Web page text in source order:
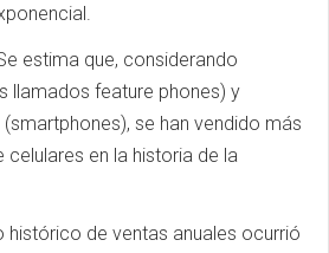
estima que, considerando
llamados feature phones) y
se han vendido más
celulares en la historia de la
histórico de ventas anuales ocurrió